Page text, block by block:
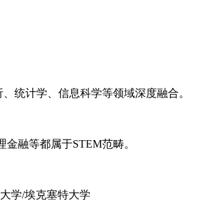
计学、信息科学等领域深度融合。
融等都属于STEM范畴。
学/埃克塞特大学